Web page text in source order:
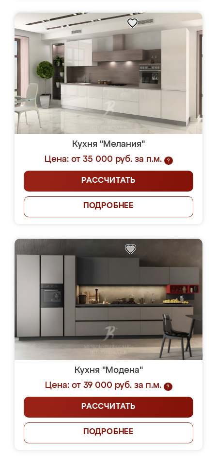
Кухня "Мелания"
Цена: от 35 000 руб. за п.м.
?
РАССЧИТАТЬ
ПОДРОБНЕЕ
Кухня "Модена"
Цена: от 39 000 руб. за п.м.
?
РАССЧИТАТЬ
ПОДРОБНЕЕ